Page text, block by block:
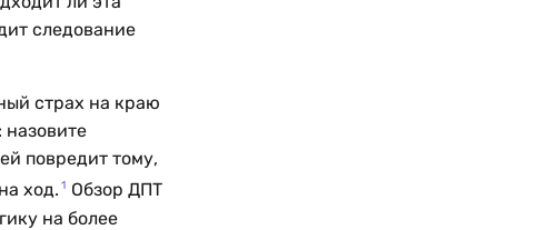
следование
страх на краю
повредит тому,
ход. 1 Обзор ДПТ
на более